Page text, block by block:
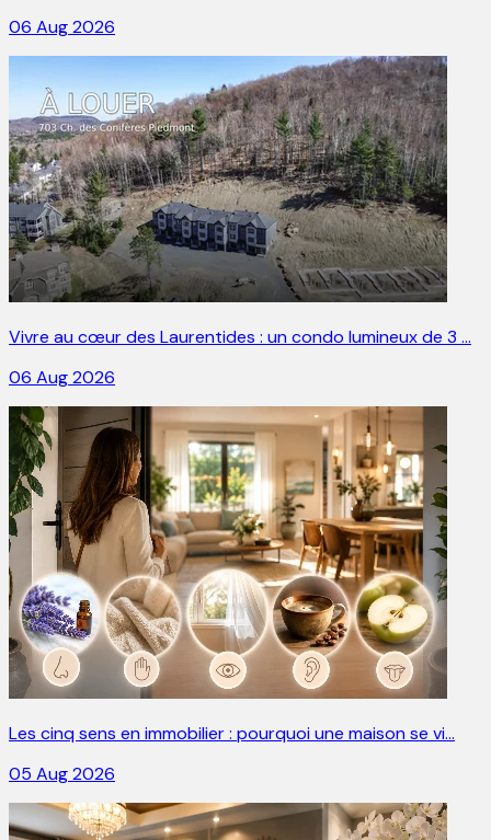
06 Aug 2026
Vivre au cœur des Laurentides : un condo lumineux de 3 …
06 Aug 2026
Les cinq sens en immobilier : pourquoi une maison se vi…
05 Aug 2026